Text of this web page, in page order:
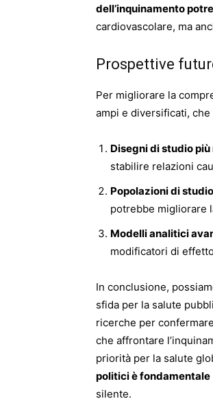
dell’inquinamento
cardiovascolare, ma
Prospettive
Per migliorare la
ampi e diversificati,
Disegni di studio
stabilire relazioni
Popolazioni di
potrebbe migliorare
Modelli analitici
modificatori di
In conclusione,
sfida per la salute
ricerche per
che affrontare
priorità per la salute
politici è fondamentale
silente.